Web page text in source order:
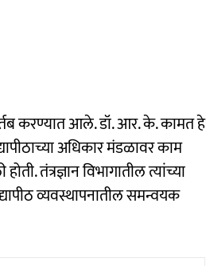
करण्यात आले. डॉ. आर. के. कामत हे
अधिकार मंडळावर काम
तंत्रज्ञान विभागातील त्यांच्या
व्यवस्थापनातील समन्वयक